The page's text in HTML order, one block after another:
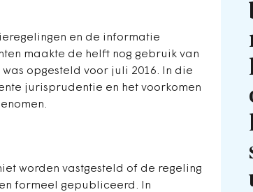
en de informatie
maakte de helft nog gebruik van
opgesteld voor juli 2016. In die
jurisprudentie en het voorkomen
worden vastgesteld of de regeling
formeel gepubliceerd. In